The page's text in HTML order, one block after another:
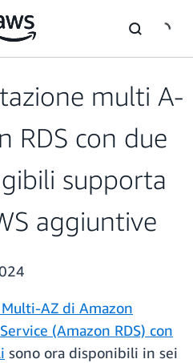
multi A-
RDS con due
supporta
aggiuntive
AZ di Amazon
(Amazon RDS) con
sono ora disponibili in sei